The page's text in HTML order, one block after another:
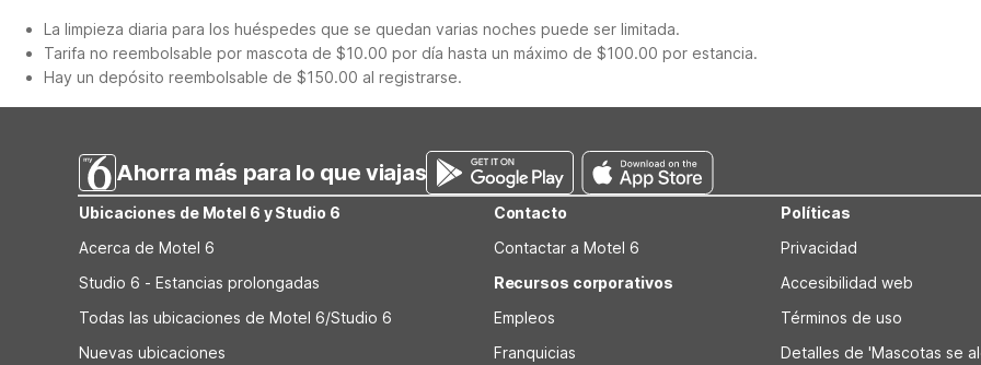
La limpieza diaria para los huéspedes que se quedan varias noches puede ser limitada.
Tarifa no reembolsable por mascota de $10.00 por día hasta un máximo de $100.00 por estancia.
Hay un depósito reembolsable de $150.00 al registrarse.
Ahorra más para lo que viajas
Ubicaciones de Motel 6 y Studio 6
Acerca de Motel 6
Studio 6 - Estancias prolongadas
Todas las ubicaciones de Motel 6/Studio 6
Nuevas ubicaciones
Contacto
Contactar a Motel 6
Recursos corporativos
Empleos
Franquicias
Políticas
Privacidad
Accesibilidad web
Términos de uso
Detalles de 'Mascotas se